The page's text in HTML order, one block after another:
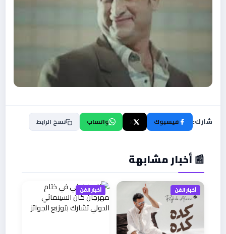
شارك: فيسبوك واتساب نسخ الرابط
📰 أخبار مشابهة
أخبار الفن أخبار الفن